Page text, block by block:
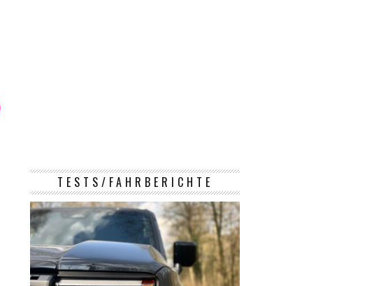
TESTS/FAHRBERICHTE